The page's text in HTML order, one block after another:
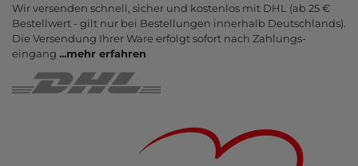
Wir versenden schnell, sicher und kostenlos mit DHL (ab 25 €
Bestell­wert - gilt nur bei Bestel­lungen inner­halb Deutsch­lands).
Die Ver­sendung Ihrer Ware er­folgt sofort nach Zahlungs­
eingang ...mehr erfahren